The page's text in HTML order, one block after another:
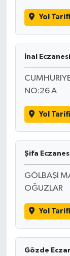
Yol Tarifi
İnal Eczanesi
NO:26 A
Yol Tarifi
Şifa
GÖLBAŞI
OĞUZLAR
Yol Tarifi
Gözde